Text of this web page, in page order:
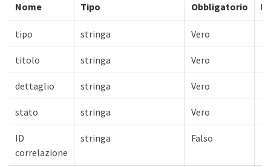
Nome Tipo Obbligatorio
tipo stringa Vero
titolo stringa Vero
dettaglio stringa Vero
stato stringa Vero
ID
correlazione
stringa Falso